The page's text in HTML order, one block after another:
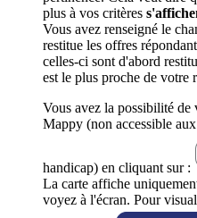
plus à vos critères
Vous avez renseigné le
restitue les offres
celles-ci sont d'abord
est le plus proche de votre
Vous avez la possibilité
Mappy (non accessible
handicap) en cliquant sur :
La carte affiche
voyez à l'écran. Pour